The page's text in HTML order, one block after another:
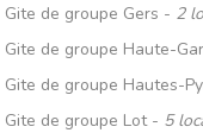
Gite de groupe Gers - 2
Gite de groupe Haute-
Gite de groupe Hautes-
Gite de groupe Lot - 5